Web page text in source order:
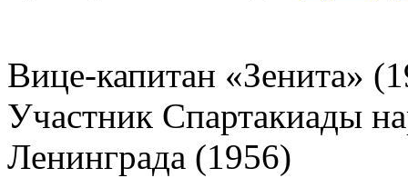
Вице-капитан «Зенита»
Участник Спартакиады
Ленинграда (1956)